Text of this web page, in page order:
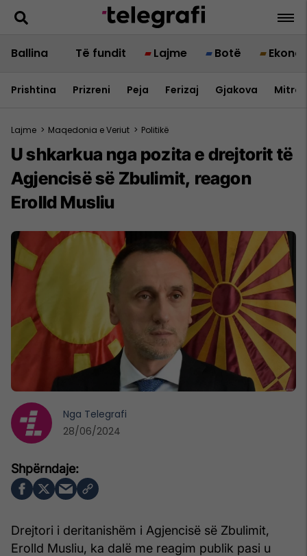
Ballina Të fundit Lajme Botë
Prishtina Prizreni Peja Ferizaj Gjakova
Lajme > Maqedonia e Veriut > Politikë
U shkarkua nga pozita e drejtorit të
Agjencisë së Zbulimit, reagon
Erolld Musliu
Drejtori i deritanishëm i Agjencisë së Zbulimit,
Erolld Musliu, ka dalë me reagim publik pasi u
Nga Telegrafi
28/06/2024